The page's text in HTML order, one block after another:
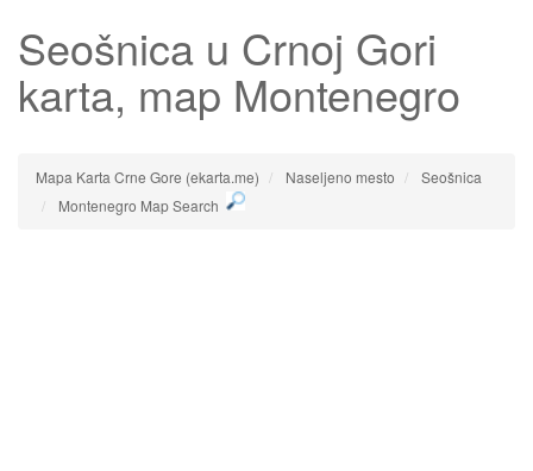
Seošnica u Crnoj Gori
karta, map Montenegro
Mapa Karta Crne Gore (ekarta.me) Naseljeno mesto
Seošnica
Montenegro Map Search